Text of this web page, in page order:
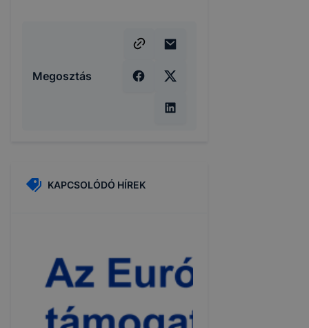
Megosztás
KAPCSOLÓDÓ HÍREK